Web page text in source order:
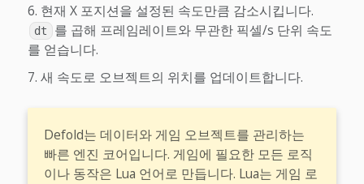
현재 X 포지션을 설정된 속도만큼 감소시킵니다.
dt
를 곱해 프레임레이트와 무관한 픽셀/s 단위 속도
를 얻습니다.
새 속도로 오브젝트의 위치를 업데이트합니다.
Defold는 데이터와 게임 오브젝트를 관리하는
빠른 엔진 코어입니다. 게임에 필요한 모든 로직
이나 동작은 Lua 언어로 만듭니다. Lua는 게임 로